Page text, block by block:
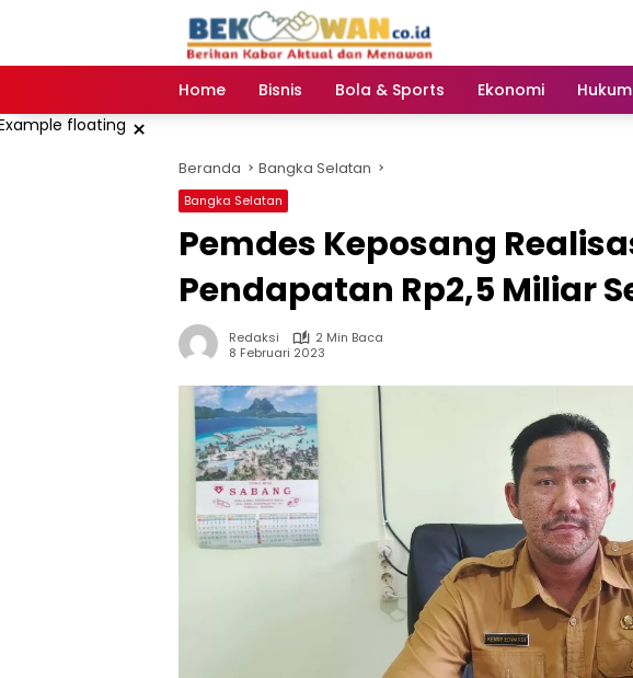
Home
Bisnis Bola & Sports Ekonomi
×
Beranda Bangka Selatan
Bangka Selatan
Pemdes Keposang
Pendapatan Rp2,5 Miliar
Redaksi
2 Min Baca
8 Februari 2023